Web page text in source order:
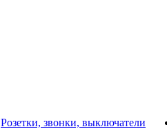
Розетки, звонки, выключатели